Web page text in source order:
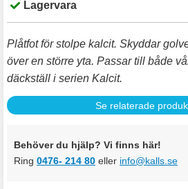
Lagervara
Plåtfot för stolpe kalcit. Skyddar
över en större yta. Passar till både
däckställ i serien Kalcit.
Se relaterade
Behöver du hjälp? Vi finns här!
Ring 0476- 214 80 eller info@kalls.se